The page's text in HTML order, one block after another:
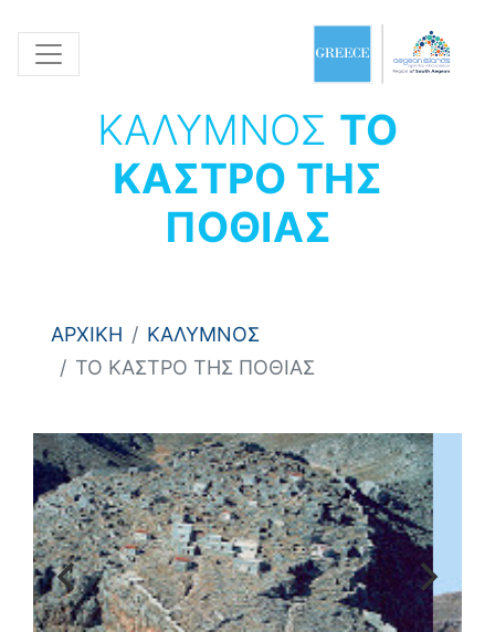
ΚΑΛΥΜΝΟΣ ΤΟ
ΚΑΣΤΡΟ ΤΗΣ
ΠΟΘΙΑΣ
ΑΡΧΙΚΗ
ΚΑΛΥΜΝΟΣ
ΤΟ ΚΑΣΤΡΟ ΤΗΣ ΠΟΘΙΑΣ